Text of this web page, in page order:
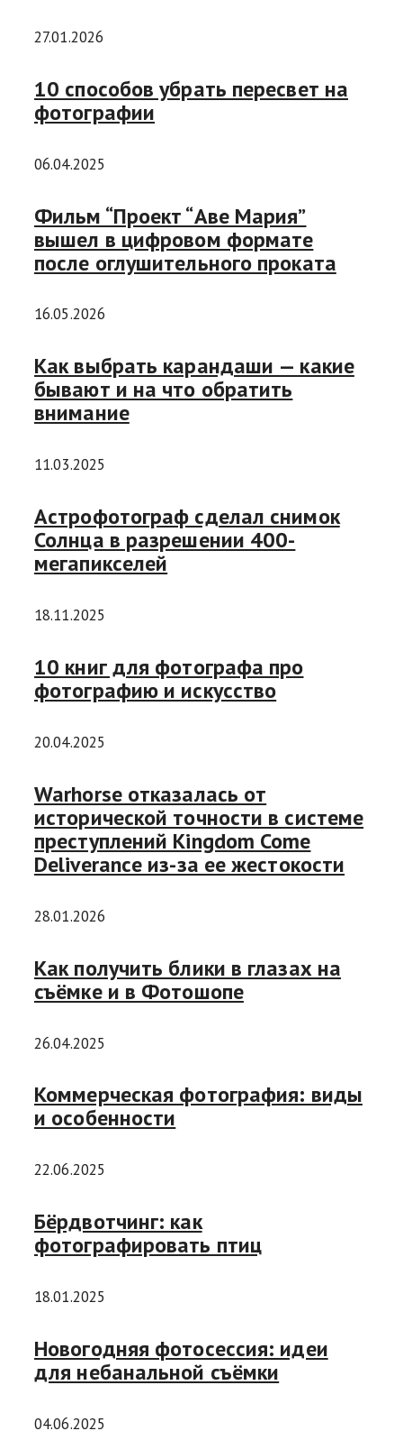
27.01.2026
10 способов убрать пересвет на
фотографии
06.04.2025
Фильм “Проект “Аве Мария”
вышел в цифровом формате
после оглушительного проката
16.05.2026
Как выбрать карандаши — какие
бывают и на что обратить
внимание
11.03.2025
Астрофотограф сделал снимок
Солнца в разрешении 400-
мегапикселей
18.11.2025
10 книг для фотографа про
фотографию и искусство
20.04.2025
Warhorse отказалась от
исторической точности в системе
преступлений Kingdom Come
Deliverance из-за ее жестокости
28.01.2026
Как получить блики в глазах на
съёмке и в Фотошопе
26.04.2025
Коммерческая фотография: виды
и особенности
22.06.2025
Бёрдвотчинг: как
фотографировать птиц
18.01.2025
Новогодняя фотосессия: идеи
для небанальной съёмки
04.06.2025